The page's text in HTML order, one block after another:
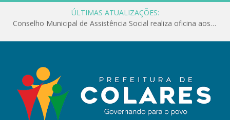
ÚLTIMAS ATUALIZAÇÕES:
Conselho Municipal de Assistência Social realiza oficina aos servidores